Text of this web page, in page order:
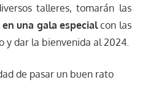
talleres, tomarán las
en una gala especialcon las
y dar la bienvenida al 2024.
de pasar un buen rato